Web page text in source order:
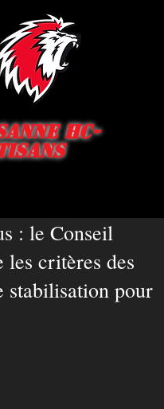
HC-
: le Conseil
les critères des
stabilisation pour